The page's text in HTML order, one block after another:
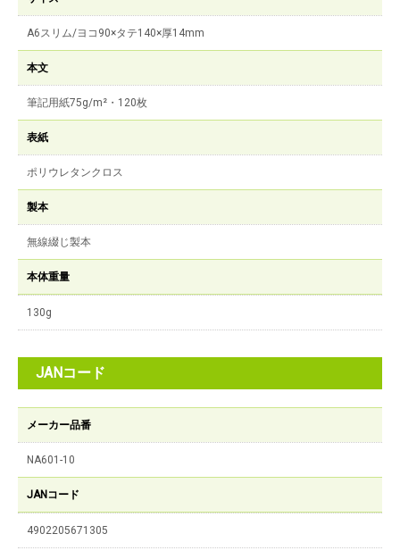
A6スリム/ヨコ90×タテ140×厚14mm
本文
筆記用紙75g/m²・120枚
表紙
ポリウレタンクロス
製本
無線綴じ製本
本体重量
130g
JANコード
メーカー品番
NA601-10
JANコード
4902205671305